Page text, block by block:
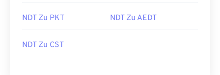
NDT Zu PKT NDT Zu AEDT
NDT Zu CST